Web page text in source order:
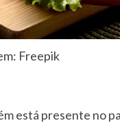
Freepik
está presente no